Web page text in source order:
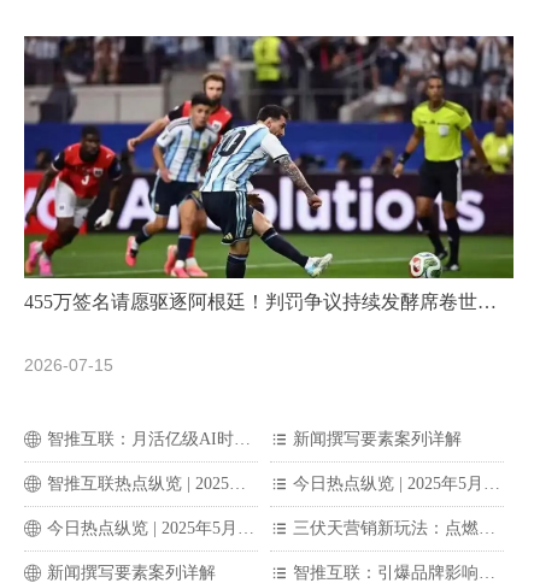
455万签名请愿驱逐阿根廷！判罚争议持续发酵席卷世界
2026-07-15
ꄓ 智推互联：月活亿级AI时代，企业如何抢占新流量？
ꄓ 智推互联热点纵览 | 2025年6月4日燃气安全“分钟级”响应网建成
ꄓ 今日热点纵览 | 2025年5月23日G7财长会暗流涌动！中国科技金融新政落地！日本百年银行巨亏18078亿日元​
ꄓ 新闻撰写要素案列详解
뀑 新闻撰写要素案列详解
뀑 今日热点纵览 | 2025年5月23日G7财长会暗流涌动！中国科技金融新政落地！日本百年银行巨亏18078亿日元​
뀑 三伏天营销新玩法：点燃夏日激情，打造独特品牌印记
뀑 智推互联：引爆品牌影响力的秘密武器